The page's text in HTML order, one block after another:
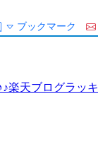
ブックマーク